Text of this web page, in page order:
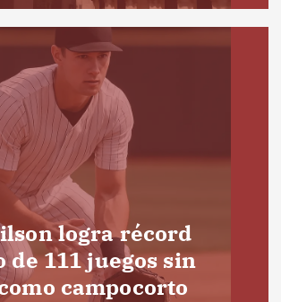
logra récord
111 juegos sin
campocorto